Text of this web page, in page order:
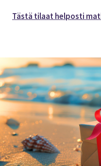
Tästä tilaat helposti